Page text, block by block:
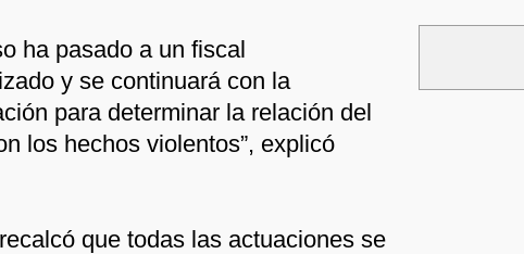
ha pasado a un fiscal
y se continuará con la
para determinar la relación del
los hechos violentos”, explicó
que todas las actuaciones se